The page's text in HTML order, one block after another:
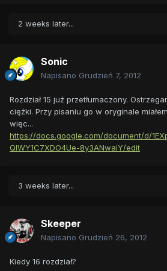
2 weeks later...
Sonic
Napisano Grudzień 7, 2012
Rozdział 15 już przetłumaczony.
ciężki. Przy pisaniu go w oryginale
więc...
https://docs.google.com/document/d/
QlWY1C7XDO4Ue-8y3ANwaiY/edit
3 weeks later...
Skeeper
Napisano Grudzień 26, 2012
Kiedy 16 rozdział?